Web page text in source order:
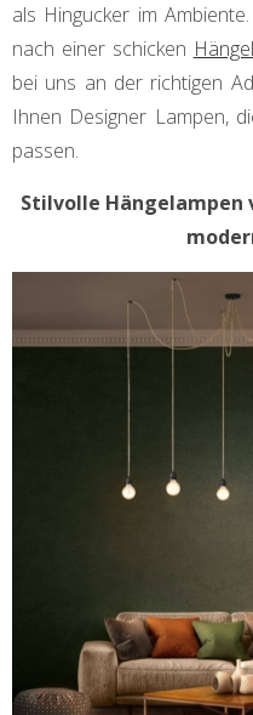
als Hingucker im
nach einer schicken
bei uns an der richtigen
Ihnen Designer Lampen,
passen.
Stilvolle